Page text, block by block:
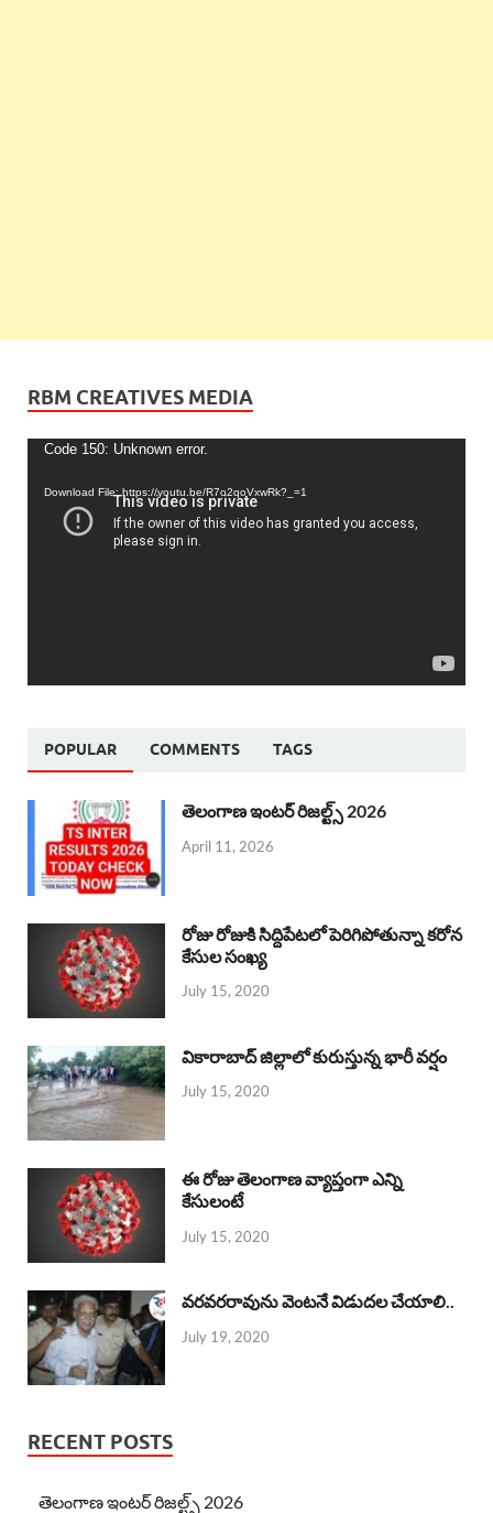
RBM CREATIVES MEDIA
Video
Code 150: Unknown error.
Download File: https://youtu.be/R7o2qoVxwRk?_=1
POPULAR COMMENTS TAGS
తెలంగాణ ఇంటర్ రిజల్ట్స్ 2026
April 11, 2026
రోజు రోజుకి సిద్దిపేటలో పెరిగిపోతున్నా కరోన
కేసుల సంఖ్య
July 15, 2020
వికారాబాద్ జిల్లాలో కురుస్తున్న భారీ వర్షం
July 15, 2020
ఈ రోజు తెలంగాణ వ్యాప్తంగా ఎన్ని
కేసులంటే
July 15, 2020
వరవరరావును వెంటనే విడుదల చేయాలి..
July 19, 2020
RECENT POSTS
తెలంగాణ ఇంటర్ రిజల్ట్స్ 2026